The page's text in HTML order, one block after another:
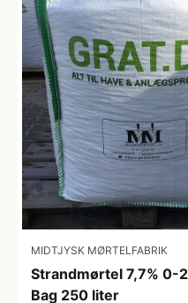
MIDTJYSK MØRTELFABRIK
Strandmørtel 7,7% 0-
Bag 250 liter